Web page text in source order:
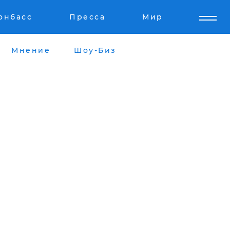
Пресса Мир
Мнение Шоу-Биз